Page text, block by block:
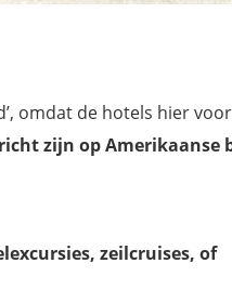
omdat de hotels hier voor
zijn op Amerikaanse
zeilcruises, of